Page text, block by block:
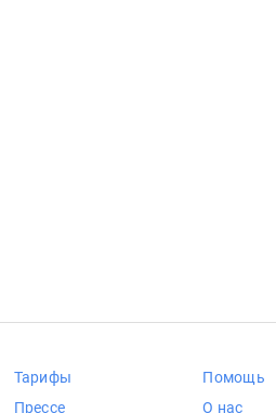
Тарифы
Прессе
Помощь
О нас